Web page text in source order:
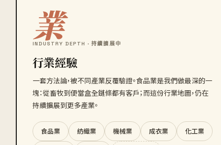
業
INDUSTRY DEPTH · 持續擴展中
行業經驗
一套方法論，被不同產業反覆驗證。食品業是我們做最深的一
塊：從畜牧到便當盒全鏈條都有客戶；而這份行業地圖，仍在
持續擴展到更多產業。
食品業 紡織業 機械業 成衣業 化工業